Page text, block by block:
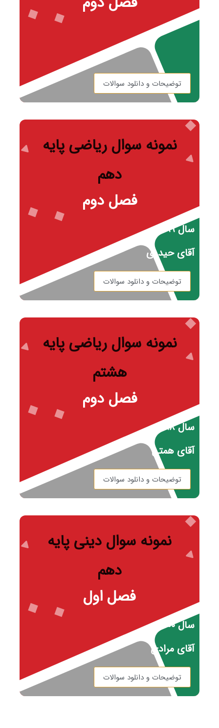
توضیحات و دانلود سوالات
نمونه سوال ریاضی پایه
دهم
فصل دوم
سال ۹۹
آقای حیدری
توضیحات و دانلود سوالات
نمونه سوال ریاضی پایه
هشتم
فصل دوم
سال ۹۸
آقای همتی
توضیحات و دانلود سوالات
نمونه سوال دینی پایه
دهم
فصل اول
سال ۱۴۰۰
آقای مرادی
توضیحات و دانلود سوالات